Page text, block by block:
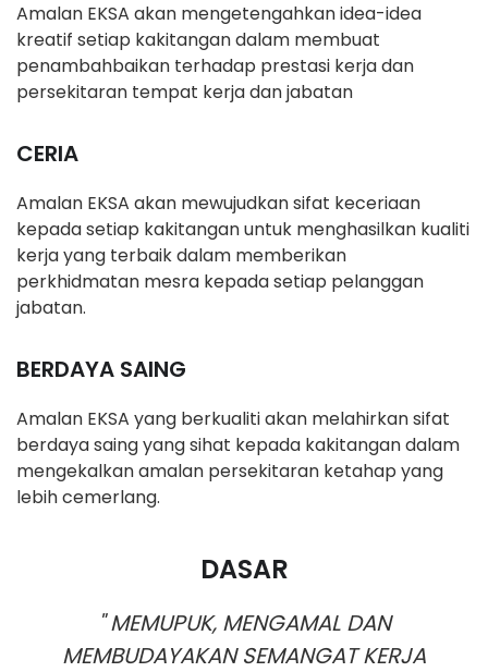
Amalan EKSA akan mengetengahkan idea-idea
kreatif setiap kakitangan dalam membuat
penambahbaikan terhadap prestasi kerja dan
persekitaran tempat kerja dan jabatan
CERIA
Amalan EKSA akan mewujudkan sifat keceriaan
kepada setiap kakitangan untuk menghasilkan kualiti
kerja yang terbaik dalam memberikan
perkhidmatan mesra kepada setiap pelanggan
jabatan.
BERDAYA SAING
Amalan EKSA yang berkualiti akan melahirkan sifat
berdaya saing yang sihat kepada kakitangan dalam
mengekalkan amalan persekitaran ketahap yang
lebih cemerlang.
DASAR
" MEMUPUK, MENGAMAL DAN
MEMBUDAYAKAN SEMANGATKERJA